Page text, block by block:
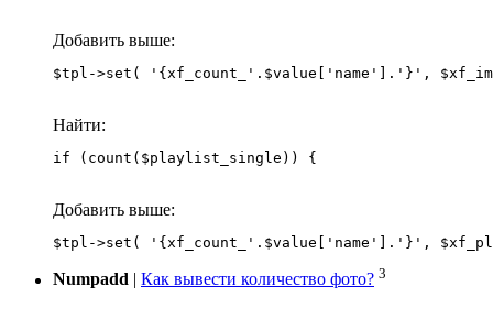
Добавить выше:
Найти:
if (count($playlist_single)) {
Добавить выше:
Numpadd Как вывести количество фото? 3